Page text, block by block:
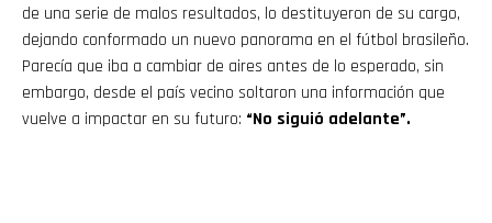
de una serie de malos resultados, lo destituyeron de su cargo,
dejando conformado un nuevo panorama en el fútbol brasileño.
Parecía que iba a cambiar de aires antes de lo esperado, sin
embargo, desde el país vecino soltaron una información que
vuelve a impactar en su futuro: “No siguió adelante”.